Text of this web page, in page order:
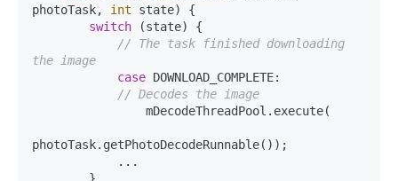
photoTask, int state)
{
switch (state) {
// The task finished downloading
the image
case DOWNLOAD_COMPLETE:
// Decodes the image
photoTask.getPhotoDecodeRunnable());